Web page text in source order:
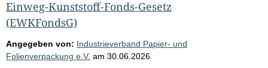
Einweg-Kunststoff-Fonds-Gesetz
(EWKFondsG)
Angegeben von: Industrieverband Papier- und
Folienverpackung e.V. am 30.06.2026